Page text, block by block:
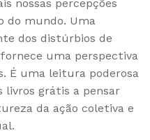
nossas percepções
do mundo. Uma
dos distúrbios de
uma perspectiva
É uma leitura poderosa
livros grátis a pensar
da ação coletiva e